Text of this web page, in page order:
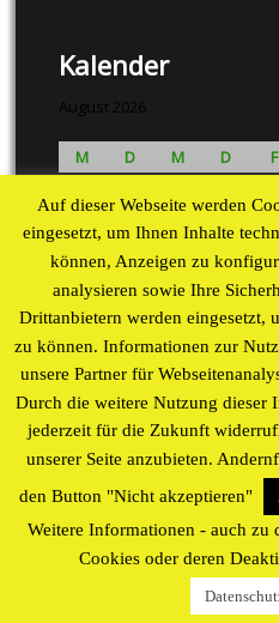
Kalender
August 2026
M D M D F
17
19 20 21
24
25 26 27
31
« Aug
Proudly powered by
Auf dieser Webseite werden
eingesetzt, um Ihnen Inhalte
können, Anzeigen zu
analysieren sowie Ihre
Drittanbietern werden eingesetzt,
zu können. Informationen zur
unsere Partner für
Durch die weitere Nutzung dieser
jederzeit für die Zukunft
unserer Seite anzubieten.
den Button "Nicht akzeptieren"
Weitere Informationen - auch zu
Cookies oder deren